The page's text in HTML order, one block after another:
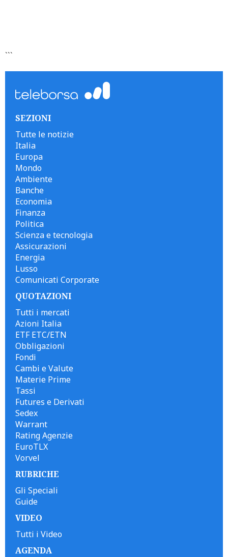
```
SEZIONI
Tutte le notizie
Italia
Europa
Mondo
Ambiente
Banche
Economia
Finanza
Politica
Scienza e tecnologia
Assicurazioni
Energia
Lusso
Comunicati Corporate
QUOTAZIONI
Tutti i mercati
Azioni Italia
ETF ETC/ETN
Obbligazioni
Fondi
Cambi e Valute
Materie Prime
Tassi
Futures e Derivati
Sedex
Warrant
Rating Agenzie
EuroTLX
Vorvel
RUBRICHE
Gli Speciali
Guide
VIDEO
Tutti i Video
AGENDA